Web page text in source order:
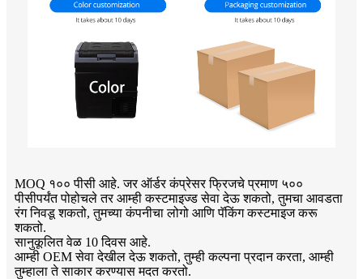
MOQ १०० पीसी आहे. जर ऑर्डर कंप्रेसर फ्रिजचे प्रमाण ५००
पीसीपर्यंत पोहोचले तर आम्ही कस्टमाइज्ड सेवा देऊ शकतो, तुमचा आवडता
रंग निवडू शकतो, तुमच्या कंपनीचा लोगो आणि पॅकिंग कस्टमाइज करू
शकतो.
सानुकूलित वेळ 10 दिवस आहे.
आम्ही OEM सेवा देखील देऊ शकतो, तुम्ही कल्पना प्रदान करता, आम्ही
तुम्हाला ते साकार करण्यास मदत करतो.